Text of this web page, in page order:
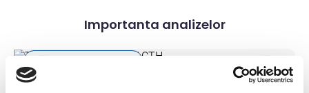
Importanta analizelor